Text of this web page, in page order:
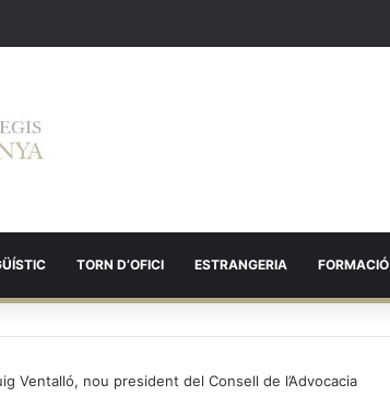
TORN D’OFICI ESTRANGERIA FORMACIÓ
Ventalló, nou president del Consell de l’Advocacia